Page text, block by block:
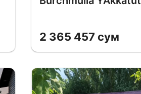
2 365 457 сум